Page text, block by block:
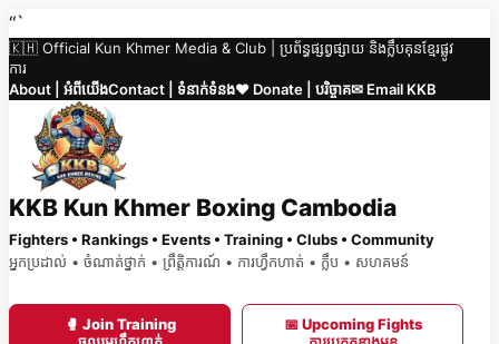
Skip
to
content
“`
🇰🇭 Official Kun Khmer Media & Club | ប្រព័ន្ធផ្សព្វផ្សាយ និងក្លឹបគុនខ្មែរផ្លូវ
ការ
About | អំពីយើងContact | ទំនាក់ទំនង❤️ Donate | បរិច្ចាគ✉ Email KKB
KKB Kun Khmer Boxing Cambodia
Fighters • Rankings • Events • Training • Clubs • Community
អ្នកប្រដាល់ • ចំណាត់ថ្នាក់ • ព្រឹត្តិការណ៍ • ការហ្វឹកហាត់ • ក្លឹប • សហគមន៍
🥊 Join Training
📅 Upcoming Fights